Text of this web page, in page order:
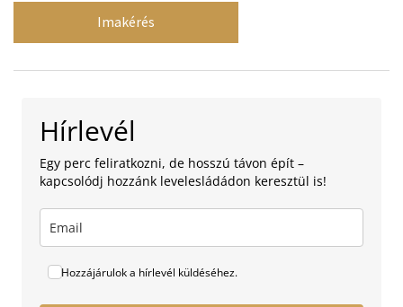
Imakérés
Hírlevél
Egy perc feliratkozni, de hosszú távon épít –
kapcsolódj hozzánk levelesládádon keresztül is!
Hozzájárulok a hírlevél küldéséhez.